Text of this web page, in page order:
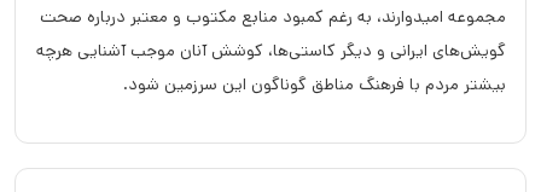
مجموعه ‏امیدوارند، به رغم کمبود منابع مکتوب و معتبر درباره ‏صحت
گویش‌های ایرانی و دیگر کاستی‌ها، کوشش آنان موجب ‏آشنایی هرچه
بیشتر مردم با فرهنگ مناطق گوناگون این ‏سرزمین شود.‏